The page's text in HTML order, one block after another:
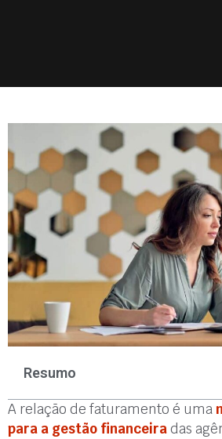
Resumo
A relação de faturamento é uma
para a gestão financeiradas